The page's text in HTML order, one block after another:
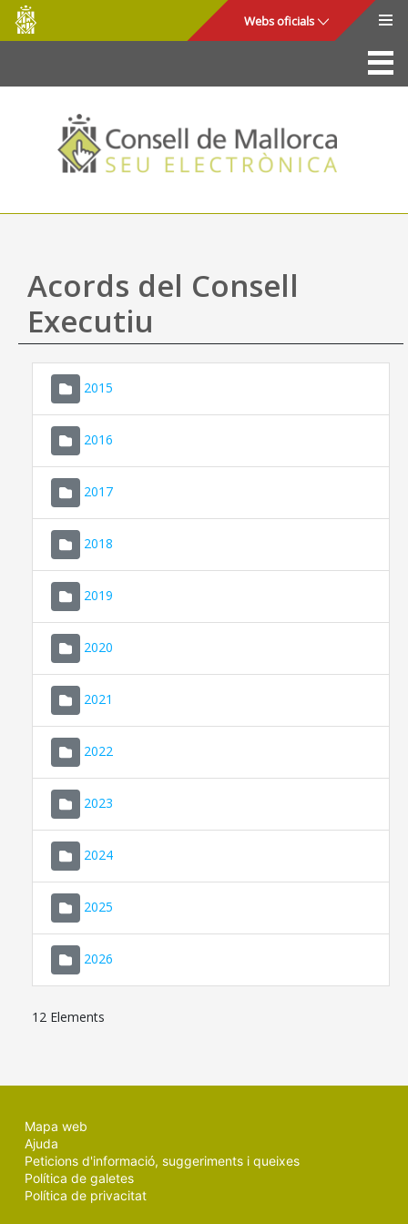
Salta al contingut principal
Consell
de
Mallorca
Webs oficials
La Seu
Consell de Mallorca
Accés i seguretat
Utilitats
Ajuda
Acords del Consell
Executiu
2015
2016
2017
2018
2019
2020
2021
2022
2023
2024
2025
2026
12 Elements
Mapa web
Ajuda
Peticions d'informació, suggeriments i queixes
Política de galetes
Política de privacitat